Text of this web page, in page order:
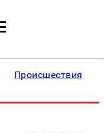
Происшествия